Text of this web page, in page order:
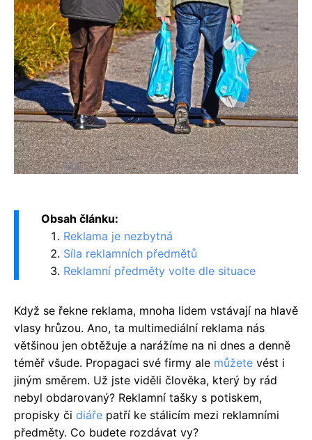
Obsah článku:
Reklama je nezbytná
Síla reklamních předmětů
Reklamní předměty volte dle situace
Když se řekne reklama, mnoha lidem vstávají na hlavě
vlasy hrůzou. Ano, ta multimediální reklama nás
většinou jen obtěžuje a narážíme na ni dnes a denně
téměř všude. Propagaci své firmy ale můžete vést i
jiným směrem. Už jste viděli člověka, který by rád
nebyl obdarovaný? Reklamní tašky s potiskem,
propisky či diáře patří ke stálicím mezi reklamními
předměty. Co budete rozdávat vy?